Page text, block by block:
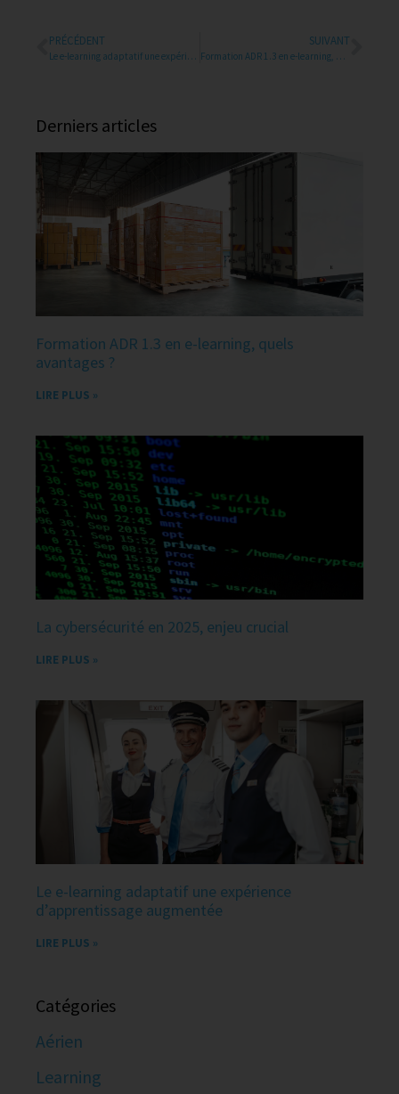
PRÉCÉDENT
Le e-learning adaptatif une expérience d’apprentissage augmentée
SUIVANT
Formation ADR 1.3 en e-learning, quels avantages ?
Derniers articles
Formation ADR 1.3 en e-learning, quels
avantages ?
LIRE PLUS »
La cybersécurité en 2025, enjeu crucial
LIRE PLUS »
Le e-learning adaptatif une expérience
d’apprentissage augmentée
LIRE PLUS »
Catégories
Aérien
Learning